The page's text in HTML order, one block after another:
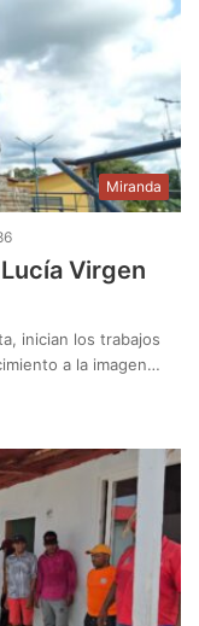
Miranda
Virgen
inician los trabajos
a la imagen…